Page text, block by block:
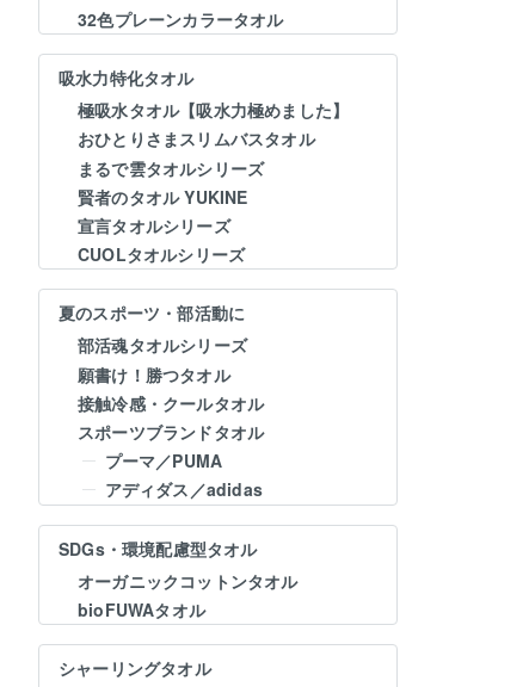
32色プレーンカラータオル
吸水力特化タオル
極吸水タオル【吸水力極めました】
おひとりさまスリムバスタオル
まるで雲タオルシリーズ
賢者のタオル YUKINE
宣言タオルシリーズ
CUOLタオルシリーズ
夏のスポーツ・部活動に
部活魂タオルシリーズ
願書け！勝つタオル
接触冷感・クールタオル
スポーツブランドタオル
プーマ／PUMA
アディダス／adidas
SDGs・環境配慮型タオル
オーガニックコットンタオル
bioFUWAタオル
シャーリングタオル